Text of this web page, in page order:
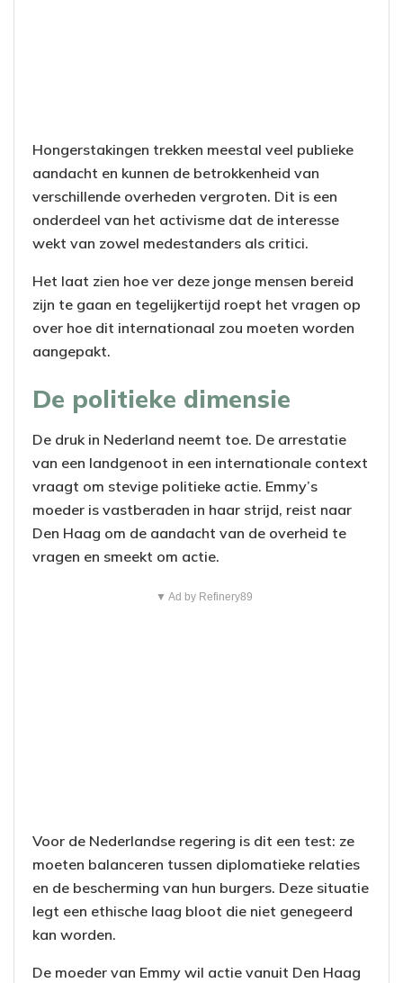
Hongerstakingen trekken meestal veel publieke
aandacht en kunnen de betrokkenheid van
verschillende overheden vergroten. Dit is een
onderdeel van het activisme dat de interesse
wekt van zowel medestanders als critici.
Het laat zien hoe ver deze jonge mensen bereid
zijn te gaan en tegelijkertijd roept het vragen op
over hoe dit internationaal zou moeten worden
aangepakt.
De politieke dimensie
De druk in Nederland neemt toe. De arrestatie
van een landgenoot in een internationale context
vraagt om stevige politieke actie. Emmy’s
moeder is vastberaden in haar strijd, reist naar
Den Haag om de aandacht van de overheid te
vragen en smeekt om actie.
▼ Ad by Refinery89
Voor de Nederlandse regering is dit een test: ze
moeten balanceren tussen diplomatieke relaties
en de bescherming van hun burgers. Deze situatie
legt een ethische laag bloot die niet genegeerd
kan worden.
De moeder van Emmy wil actie vanuit Den Haag